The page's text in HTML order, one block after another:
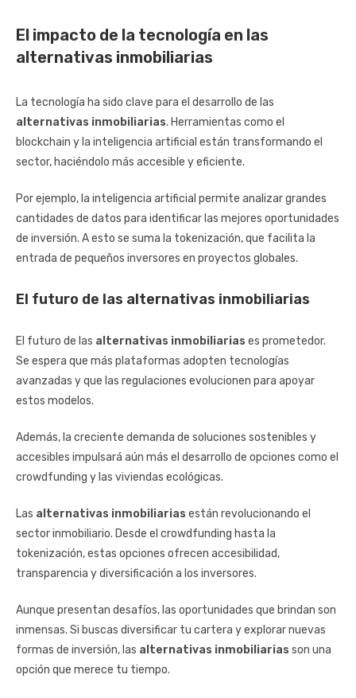
El impacto de la tecnología en las
alternativas inmobiliarias
La tecnología ha sido clave para el desarrollo de las
alternativas inmobiliarias. Herramientas como el
blockchain y la inteligencia artificial están transformando el
sector, haciéndolo más accesible y eficiente.
Por ejemplo, la inteligencia artificial permite analizar grandes
cantidades de datos para identificar las mejores oportunidades
de inversión. A esto se suma la tokenización, que facilita la
entrada de pequeños inversores en proyectos globales.
El futuro de las alternativas inmobiliarias
El futuro de las alternativas inmobiliarias es prometedor.
Se espera que más plataformas adopten tecnologías
avanzadas y que las regulaciones evolucionen para apoyar
estos modelos.
Además, la creciente demanda de soluciones sostenibles y
accesibles impulsará aún más el desarrollo de opciones como el
crowdfunding y las viviendas ecológicas.
Las alternativas inmobiliarias están revolucionando el
sector inmobiliario. Desde el crowdfunding hasta la
tokenización, estas opciones ofrecen accesibilidad,
transparencia y diversificación a los inversores.
Aunque presentan desafíos, las oportunidades que brindan son
inmensas. Si buscas diversificar tu cartera y explorar nuevas
formas de inversión, las alternativas inmobiliarias son una
opción que merece tu tiempo.